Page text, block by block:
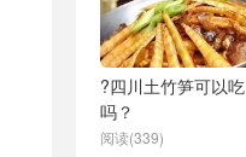
?四川土竹笋可以吃
吗？
阅读(339)